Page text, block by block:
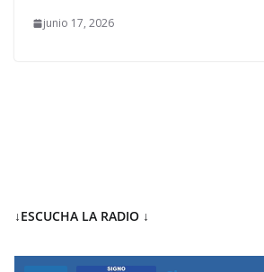
junio 17, 2026
↓ESCUCHA LA RADIO ↓